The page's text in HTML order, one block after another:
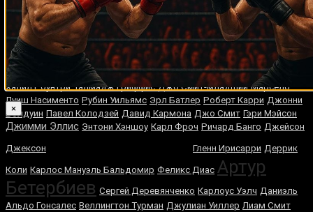
Случайные боксеры
Юки Сано Хавьер Мора Джефф Лалли Крис Юбэнк Роберт Берридж
Агапито Санчес
Хорхе Луис Мунгия Кертсон Мэнсуэлл
Василий
Жиров
Баррингтон Френсис Томас Дамгаард
Джуниор Джонс
Гейри Сент-Клер
Каллум Уолш Виталий Слипенко Антонио Фитч
Халил Роунтри Талмадж Гриффис Джо Смит-младший Марсело
Луиш Насименто Рубин Уильямс Эрл Батлер Роберт Карри Джонни
Болдуин Павел Колодзей Давид Кармона Джо Смит Гэри Мэйсон
Джимми Эллис Энтони Хэншоу Карл Фроч Ричард Банго Джейсон
Джексон Гленн Ирисарри Деррик
Коли Карлос Мануэль Бальдомир Феликс Диас Артур
Бетербиев Сеpгей Дeрeвянчeнко Карлоус Уэлч Даниэль
Альдо Гонсалес Веллингтон Турман Джулиан Уиллер Лиам Смит
×